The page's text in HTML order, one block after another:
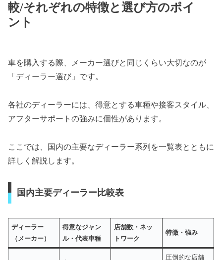
較/それぞれの特徴と選び方のポイ
ント
車を購入する際、メーカー選びと同じくらい大切なのが
「ディーラー選び」です。
各社のディーラーには、得意とする車種や接客スタイル、
アフターサポートの強みに個性があります。
ここでは、国内の主要なディーラー系列を一覧表とともに
詳しく解説します。
国内主要ディーラー比較表
ディーラー
（メーカー）
得意なジャン
ル・代表車種
店舗数・ネッ
トワーク
特徴・強み
圧倒的な店舗